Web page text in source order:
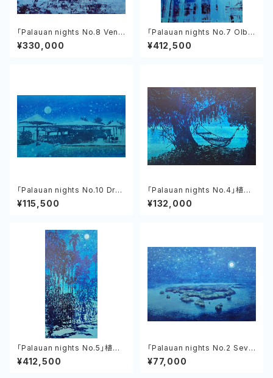
「Palauan nights No.8 Venu
s of the Tropics」植村友哉
¥330,000
「Palauan nights No.7 Olbiil
Era Kelulau」植村友哉 キャン
バス、アクリル
¥412,500
「Palauan nights No.10 Dro
p Off Bar ＆ Grill」植村友哉
¥115,500
「Palauan nights No.4」植村
友哉 キャンバス、アクリル
¥132,000
「Palauan nights No.5」植村
友哉 キャンバス、アクリル
¥412,500
「Palauan nights No.2 Seve
nty Islands」植村友哉 キャン
バス、アクリル
¥77,000